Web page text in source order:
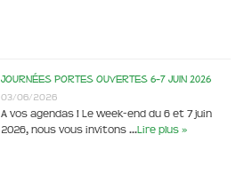
Journées portes ouvertes 6-7 juin 2026
03/06/2026
A vos agendas ! Le week-end du 6 et 7 juin
2026, nous vous invitons …Lire plus »